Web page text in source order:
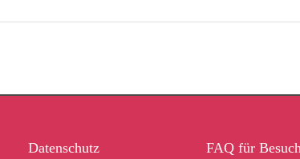
Datenschutz FAQ für